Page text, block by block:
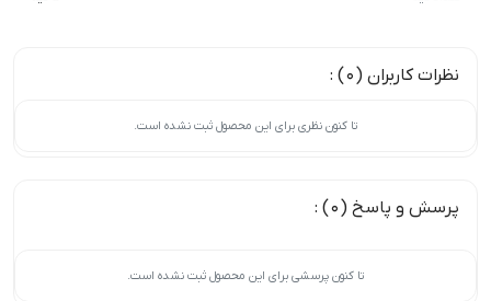
نظرات کاربران (0) :
تا کنون نظری برای این محصول ثبت نشده است.
پرسش و پاسخ (0) :
تا کنون پرسشی برای این محصول ثبت نشده است.